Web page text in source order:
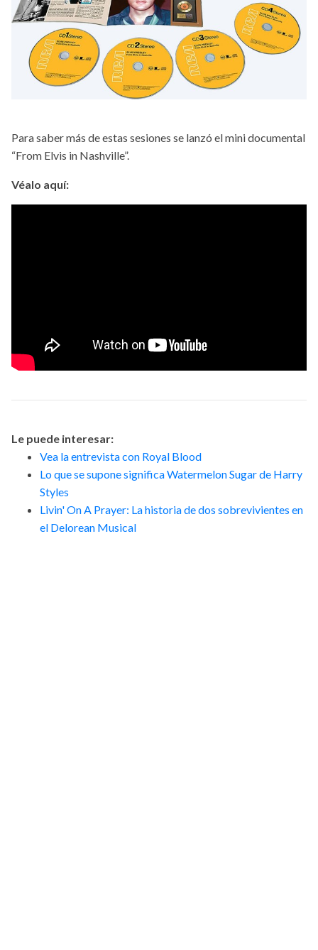
Para saber más de estas sesiones se lanzó el mini documental
“From Elvis in Nashville”.
Véalo aquí:
Le puede interesar:
Vea la entrevista con Royal Blood
Lo que se supone significa Watermelon Sugar de Harry
Styles
Livin' On A Prayer: La historia de dos sobrevivientes en
el Delorean Musical